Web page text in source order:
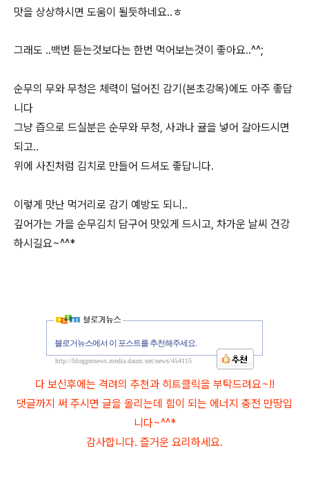
맛을 상상하시면 도움이 될듯하네요..ㅎ
그래도 ..백번 듣는것보다는 한번 먹어보는것이 좋아요..^^;
순무의 무와 무청은 체력이 덜어진 감기(본초강목)에도 아주 좋답
니다
그냥 즙으로 드실분은 순무와 무청, 사과나 귤을 넣어 갈아드시면
되고..
위에 사진처럼 김치로 만들어 드셔도 좋답니다.
이렇게 맛난 먹거리로 감기 예방도 되니..
깊어가는 가을 순무김치 담구어 맛있게 드시고, 차가운 날씨 건강
하시길요~^^*
블로거뉴스에서 이 포스트를 추천해주세요.
http://bloggernews.media.daum.net/news/454115
다 보신후에는 격려의 추천과 히트클릭을 부탁드려요~!!
댓글까지 써 주시면 글을 올리는데 힘이 되는 에너지 충전 만땅입
니다~^^*
감사합니다. 즐거운 요리하세요.